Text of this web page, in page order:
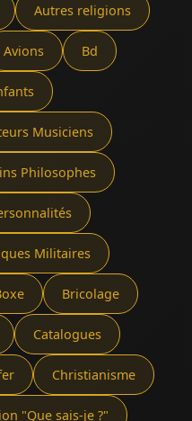
Autres religions
Avions Bd
Musiciens
Philosophes
Militaires
Bricolage
Catalogues
Christianisme
"Que sais-je ?"